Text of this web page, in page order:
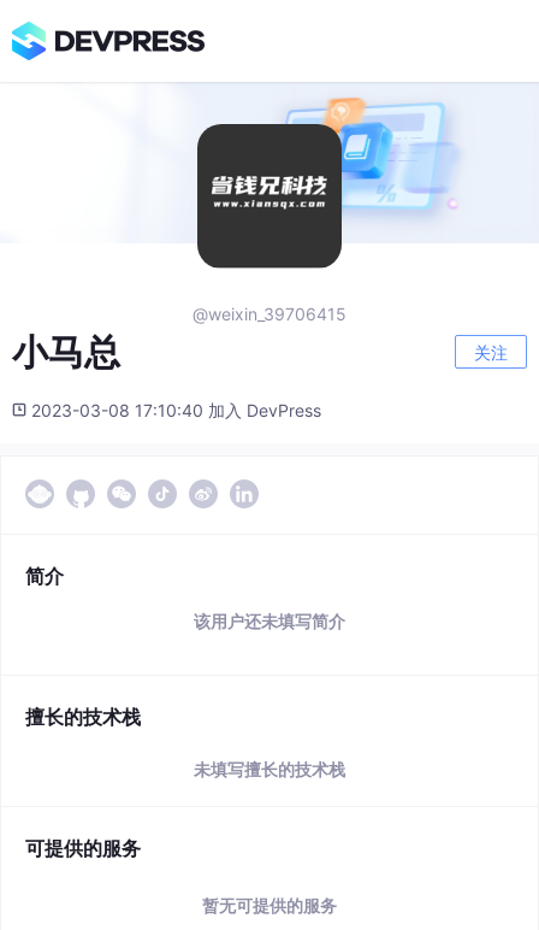
@weixin_39706415
小马总 关注
2023-03-08 17:10:40 加入 DevPress
简介
该用户还未填写简介
擅长的技术栈
未填写擅长的技术栈
可提供的服务
暂无可提供的服务